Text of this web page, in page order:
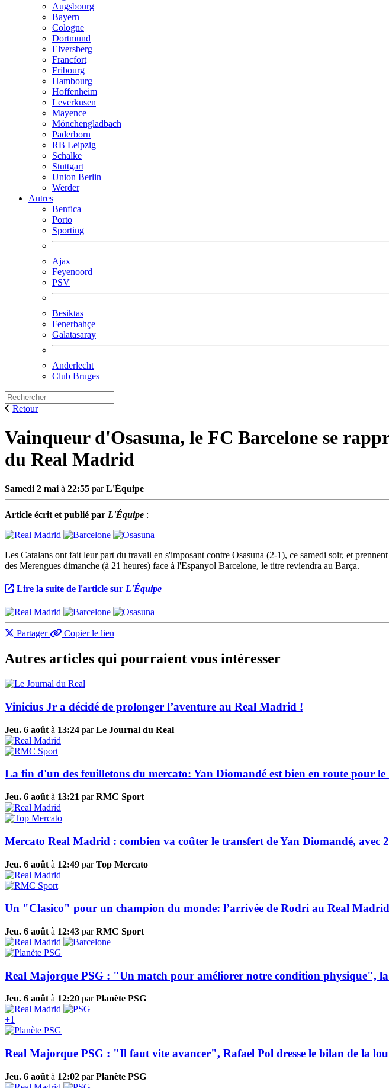
Augsbourg
Bayern
Cologne
Dortmund
Elversberg
Francfort
Fribourg
Hambourg
Hoffenheim
Leverkusen
Mayence
Mönchengladbach
Paderborn
RB Leipzig
Schalke
Stuttgart
Union Berlin
Werder
Autres
Benfica
Porto
Sporting
Ajax
Feyenoord
PSV
Besiktas
Fenerbahçe
Galatasaray
Anderlecht
Club Bruges
Retour
Vainqueur d'Osasuna, le FC Barcelone se
du Real Madrid
Samedi 2 mai à 22:55 parL'Équipe
Article écrit et publié par L'Équipe :
Les Catalans ont fait leur part du travail en s'imposant contre Osasuna (2-1), ce samedi soir, et
des Merengues dimanche (à 21 heures) face à l'Espanyol Barcelone, le titre reviendra au Barça.
Lire la suite de l'article sur L'Équipe
Partager Copier le lien
Autres articles qui pourraient vous intéresser
Vinicius Jr a décidé de prolonger l’aventure au Real Madrid !
Jeu. 6 août à 13:24 parLe Journal du Real
La fin d'un des feuilletons du mercato: Yan Diomandé est bien en route pour
Jeu. 6 août à 13:21 parRMC Sport
Mercato Real Madrid : combien va coûter le transfert de Yan Diomandé, avec
Jeu. 6 août à 12:49 parTop Mercato
Un "Clasico" pour un champion du monde: l’arrivée de Rodri au Real Madrid
Jeu. 6 août à 12:43 parRMC Sport
Real Majorque PSG : "Un match pour améliorer notre condition physique", la
Jeu. 6 aoûtà 12:20 parPlanète PSG
+1
Real Majorque PSG : "Il faut vite avancer", Rafael Pol dresse le bilan de la
Jeu. 6 août à 12:02 parPlanète PSG